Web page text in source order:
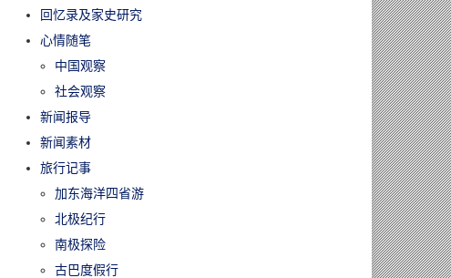
回忆录及家史研究
心情随笔
中国观察
社会观察
新闻报导
新闻素材
旅行记事
加东海洋四省游
北极纪行
南极探险
古巴度假行